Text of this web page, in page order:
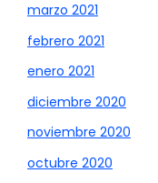
marzo 2021
febrero 2021
enero 2021
diciembre 2020
noviembre 2020
octubre 2020